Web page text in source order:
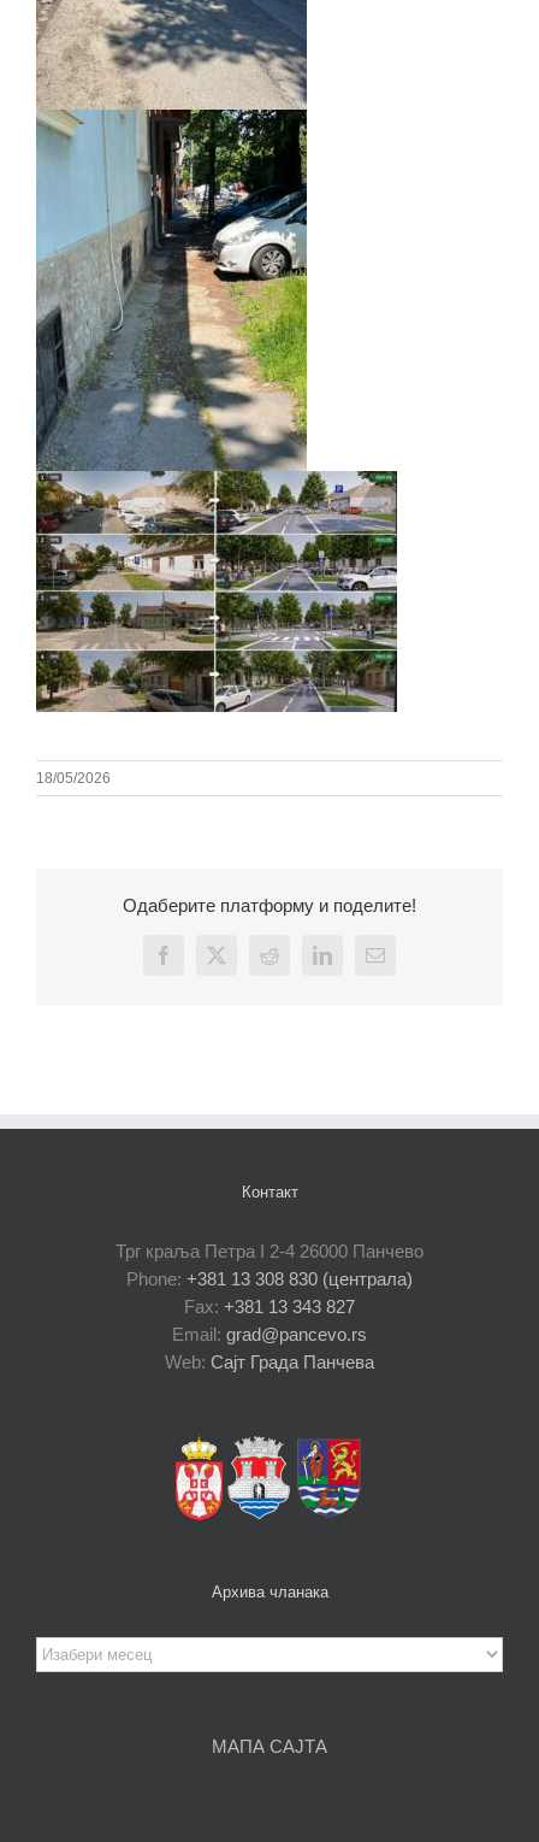
18/05/2026
Одаберите платформу и поделите!
Facebook
X Reddit LinkedInEmail
Контакт
Трг краља Петра I 2-4 26000 Панчево
Phone: +381 13 308 830 (централа)
Fax: +381 13 343 827
Email: grad@pancevo.rs
Web: Сајт Града Панчева
Архива чланака
Архива
чланака
МАПА САЈТА